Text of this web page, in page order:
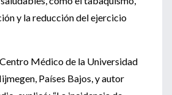
y la reducción del ejercicio
Médico de la Universidad
Países Bajos, y autor